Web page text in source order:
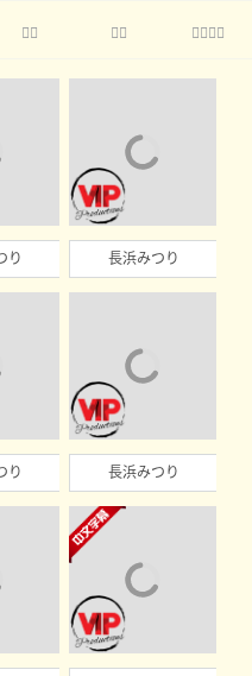
  
り 長浜みつり
り 長浜みつり